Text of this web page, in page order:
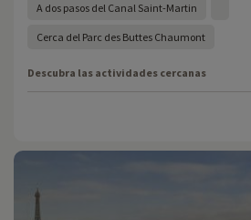
A dos pasos del Canal Saint-Martin
Cerca del Parc des Buttes Chaumont
Descubra las actividades cercanas